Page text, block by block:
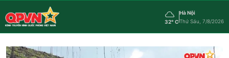
32° C
Hà Nội
Thứ Sáu, 7/8/2026